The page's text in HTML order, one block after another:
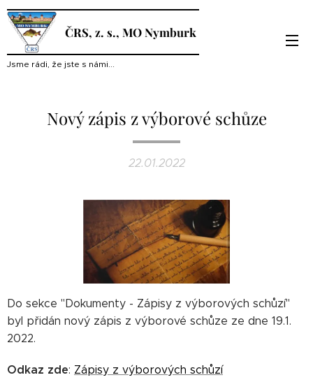
ČRS, z. s., MO Nymburk
Jsme rádi, že jste s námi...
Nový zápis z výborové schůze
22.01.2022
Do sekce "Dokumenty - Zápisy z výborových schůzí"
byl přidán nový zápis z výborové schůze ze dne 19.1.
2022.
Odkaz zde: Zápisy z výborových schůzí